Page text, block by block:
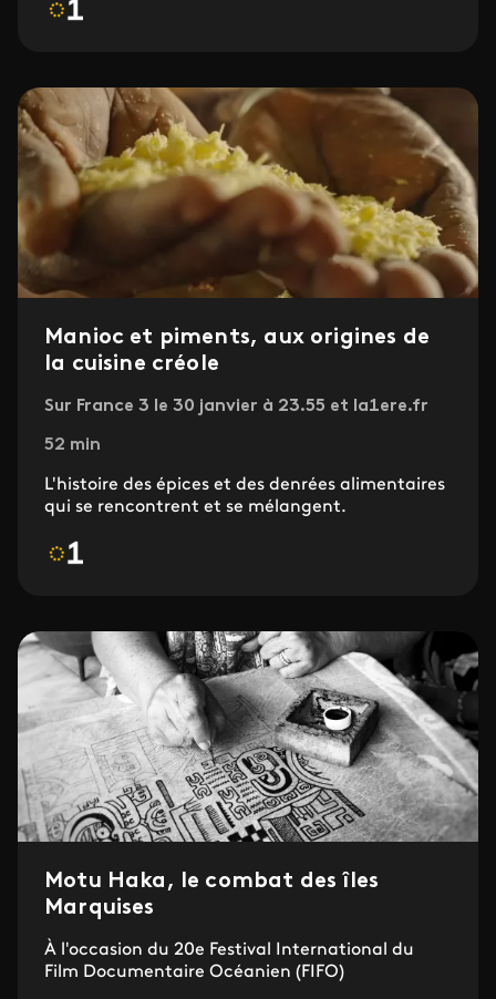
Manioc et piments, aux origines de
la cuisine créole
Sur France 3 le 30 janvier à 23.55 et la1ere.fr
52 min
L'histoire des épices et des denrées alimentaires
qui se rencontrent et se mélangent.
Motu Haka, le combat des îles
Marquises
À l'occasion du 20e Festival International du
Film Documentaire Océanien (FIFO)